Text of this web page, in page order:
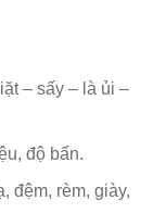
– sấy – là ủi –
độ bẩn.
đệm, rèm, giày,